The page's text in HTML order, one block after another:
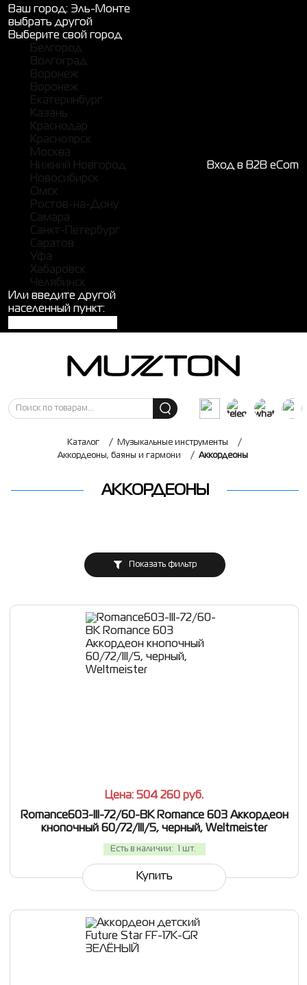
Ваш город: Эль-Монте
выбрать другой
Выберите свой город
Белгород
Волгоград
Воронеж
Воронеж
Екатеринбург
Казань
Краснодар
Красноярск
Москва
Нижний Новгород
Новосибирск
Омск
Ростов-на-Дону
Самара
Санкт-Петербург
Саратов
Уфа
Хабаровск
Челябинск
Или введите другой
населенный пункт:
Вход в B2B eCom
Каталог / Музыкальные инструменты
/
Аккордеоны, баяны и гармони
/ Аккордеоны
АККОРДЕОНЫ
Показать фильтр
Цена: 504 260 руб.
Romance603-III-72/60-BK Romance 603 Аккордеон
кнопочный 60/72/III/5, черный, Weltmeister
Есть в наличии: 1 шт.
Купить